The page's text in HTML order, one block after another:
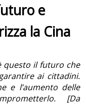
e
la Cina
questo il futuro che
ai cittadini.
e l’aumento delle
[Da